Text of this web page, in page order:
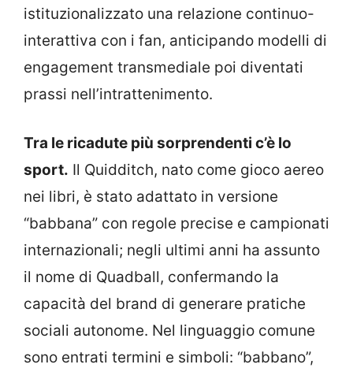
istituzionalizzato una relazione continuo-
interattiva con i fan, anticipando modelli di
engagement transmediale poi diventati
prassi nell’intrattenimento.
Tra le ricadute più sorprendenti c’è lo
sport. Il Quidditch, nato come gioco aereo
nei libri, è stato adattato in versione
“babbana” con regole precise e campionati
internazionali; negli ultimi anni ha assunto
il nome di Quadball, confermando la
capacità del brand di generare pratiche
sociali autonome. Nel linguaggio comune
sono entrati termini e simboli: “babbano”,